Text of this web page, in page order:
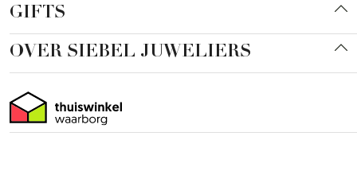
GIFTS
OVER SIEBEL JUWELIERS